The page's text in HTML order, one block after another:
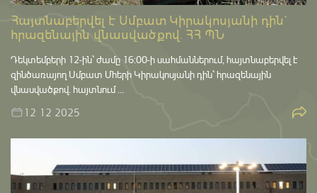
Հայտնաբերվել է Սմբատ Կիրակոսյանի դին`
հրազենային վնասվածքով. ՀՀ ՊՆ
Դեկտեմբերի 12-ին՝ ժամը 16:00-ի սահմաններում, հայտնաբերվել է
զինծառայող Սմբատ Մհերի Կիրակոսյանի դին՝ հրազենային
վնասվածքով. հայտնում …
12 12 2025